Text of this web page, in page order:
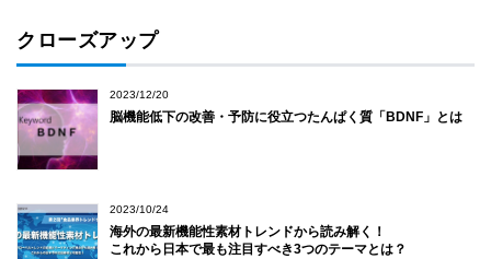
クローズアップ
2023/12/20
脳機能低下の改善・予防に役立つたんぱく質「BDNF」とは
2023/10/24
海外の最新機能性素材トレンドから読み解く！
これから日本で最も注目すべき3つのテーマとは？